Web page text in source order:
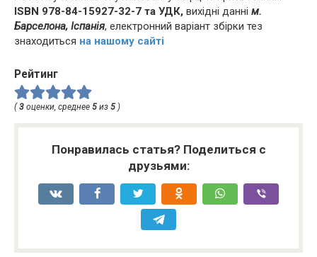
ISBN 978-84-15927-32-7 та УДК, вихідні данні м.
Барселона, Іспанія, електронний варіант збірки тез
знаходиться на нашому сайті
Рейтинг
( 3 оценки, среднее 5 из 5 )
Понравилась статья? Поделиться с
друзьями: